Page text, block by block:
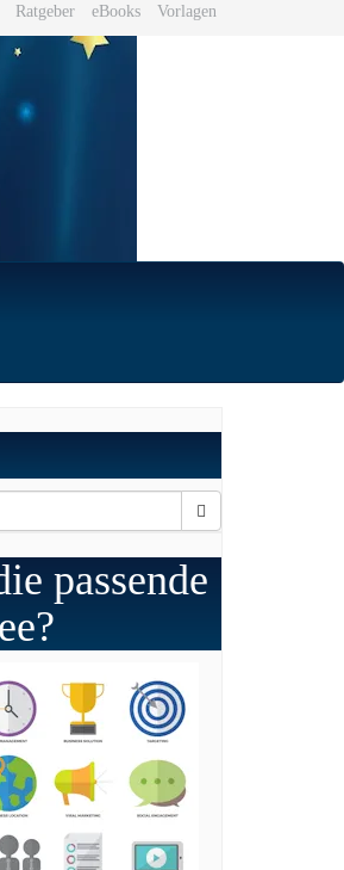
Ratgeber eBooks Vorlagen
passende